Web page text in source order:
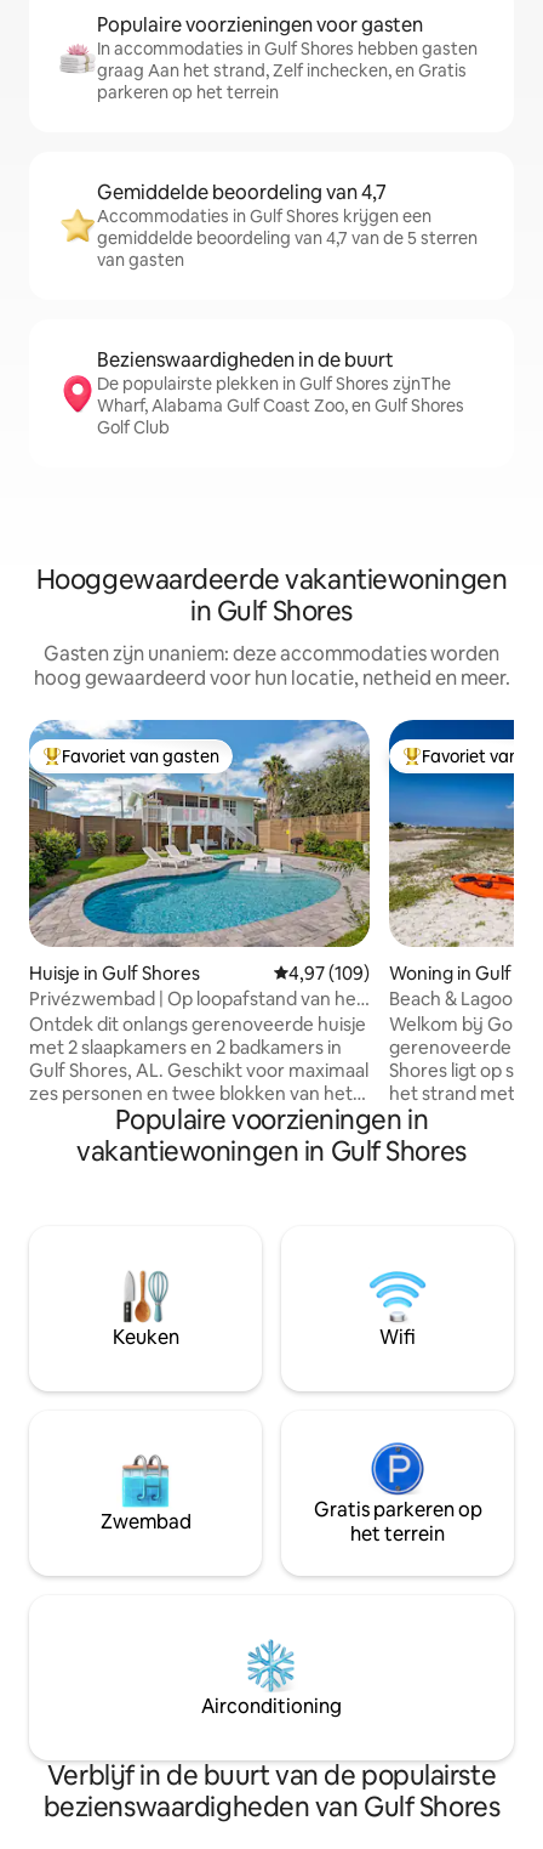
Populaire voorzieningen voor gasten
In accommodaties in Gulf Shores hebben gasten
graag Aan het strand, Zelf inchecken, en Gratis
parkeren op het terrein
Gemiddelde beoordeling van 4,7
Accommodaties in Gulf Shores krijgen een
gemiddelde beoordeling van 4,7 van de 5 sterren
van gasten
Bezienswaardigheden in de buurt
De populairste plekken in Gulf Shores zijnThe
Wharf, Alabama Gulf Coast Zoo, en Gulf Shores
Golf Club
Hooggewaardeerde vakantiewoningen
in Gulf Shores
Gasten zijn unaniem: deze accommodaties worden
hoog gewaardeerd voor hun locatie, netheid en meer.
Topfavoriet van gasten
Favoriet van gasten
Huisje in Gulf Shores Gemiddelde beoordeling van
4,97 (109)
Privézwembad | Op loopafstand van het
strand | Geïnspireerd door ontwerpers
Ontdek dit onlangs gerenoveerde huisje
met 2 slaapkamers en 2 badkamers in
Gulf Shores, AL. Geschikt voor maximaal
zes personen en twee blokken van het
strand. Geniet van een designinterieur,
een verwarmd zwembad en een
bagagelift. Perfect voor gezinnen,
juweeltje aan de kust. Boek je verblijf bij
Pelican's Perch op E. 2nd en ervaar het
beste van Gulf Shores! Je staat voor een
Topfavoriet van
Favoriet van
Woning in Gulf
Beach & Lagoon
tot het strand
Welkom bij
gerenoveerde
Shores ligt op
het strand met
vanuit elke
uitzicht op het
adembenemende
paddleboards, kajak en
het rustige West
perfecte
Populaire voorzieningen in
vakantiewoningen in Gulf Shores
Keuken Wifi
Zwembad
Gratis parkeren op
het terrein
Airconditioning
Verblijf in de buurt van de populairste
bezienswaardigheden van Gulf Shores